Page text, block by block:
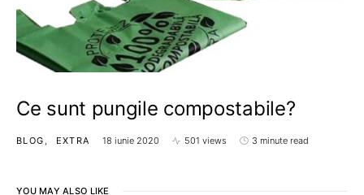
Ce sunt pungile compostabile?
BLOG EXTRA 18 iunie 2020 501 views 3 minute read
YOU MAY ALSO LIKE